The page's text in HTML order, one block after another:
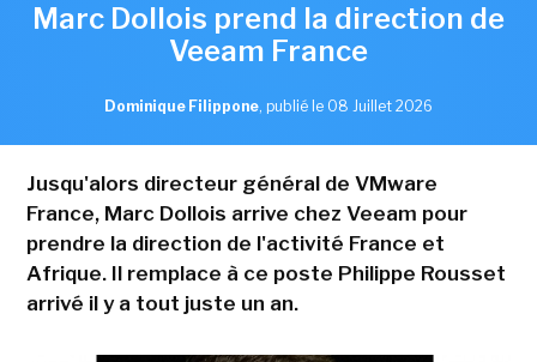
Marc Dollois prend la direction de
Veeam France
Dominique Filippone, publié le 08 Juillet 2026
Jusqu'alors directeur général de VMware
France, Marc Dollois arrive chez Veeam pour
prendre la direction de l'activité France et
Afrique. Il remplace à ce poste Philippe Rousset
arrivé il y a tout juste un an.